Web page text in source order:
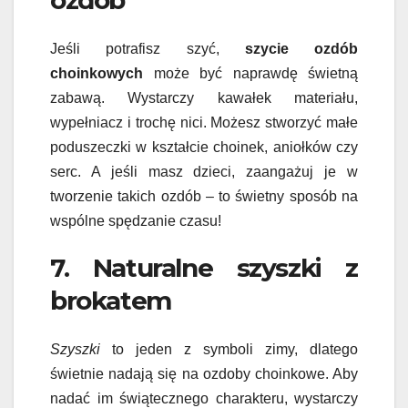
Jeśli potrafisz szyć, szycie ozdób
choinkowych może być naprawdę świetną
zabawą. Wystarczy kawałek materiału,
wypełniacz i trochę nici. Możesz stworzyć małe
poduszeczki w kształcie choinek, aniołków czy
serc. A jeśli masz dzieci, zaangażuj je w
tworzenie takich ozdób – to świetny sposób na
wspólne spędzanie czasu!
7. Naturalne szyszki z
brokatem
Szyszki to jeden z symboli zimy, dlatego
świetnie nadają się na ozdoby choinkowe. Aby
nadać im świątecznego charakteru, wystarczy